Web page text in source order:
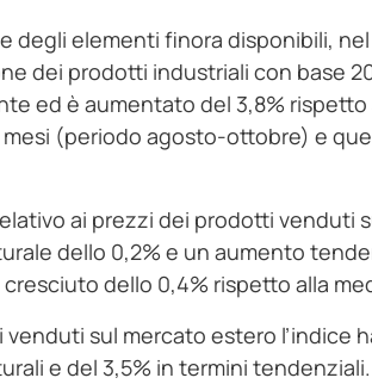
degli elementi finora disponibili,
dei prodotti industriali con base
ed è aumentato del 3,8%
(periodo agosto-ottobre) e
ai prezzi dei prodotti
dello 0,2% e un aumento
cresciuto dello 0,4% rispetto alla
venduti sul mercato estero l’indice
e del 3,5% in termini